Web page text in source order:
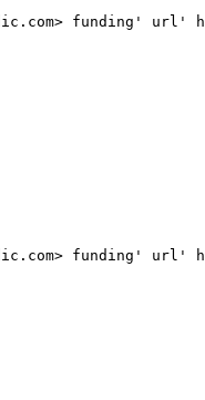
funding' url'
funding' url'